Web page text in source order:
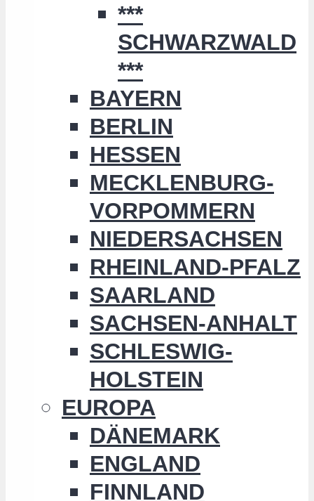
***
SCHWARZWALD
***
BAYERN
BERLIN
HESSEN
MECKLENBURG-
VORPOMMERN
NIEDERSACHSEN
RHEINLAND-PFALZ
SAARLAND
SACHSEN-ANHALT
SCHLESWIG-
HOLSTEIN
EUROPA
DÄNEMARK
ENGLAND
FINNLAND